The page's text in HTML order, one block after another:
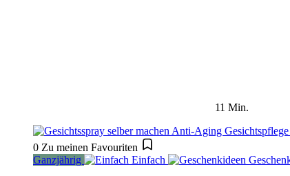
11 Min.
0 Zu meinen Favouriten
Ganzjährig
Einfach